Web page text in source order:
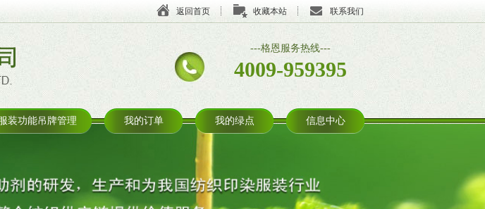
联系我们
收藏本站
返回首页
---格恩服务热线---
4009-959395
装功能吊牌管理 我的订单 我的绿点 信息中心